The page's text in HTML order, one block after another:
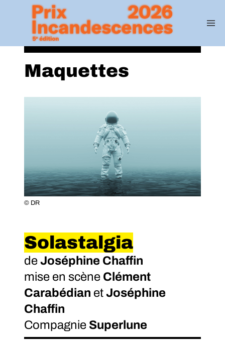
Maquettes
© DR
Solastalgia
deJoséphine Chaffin
mise en scène Clément
Carabédian etJoséphine
Chaffin
Compagnie Superlune